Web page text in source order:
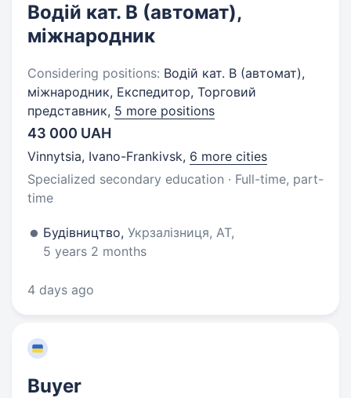
Водій кат. B (автомат),
міжнародник
Considering positions: Водій кат. B (автомат),
міжнародник, Експедитор, Торговий
представник, 5 more positions
43 000 UAH
Vinnytsia, Ivano-Frankivsk, 6 more cities
Specialized secondary education · Full-time, part-
time
Будівництво, Укрзалізниця, АТ,
5 years 2 months
4 days ago
Buyer